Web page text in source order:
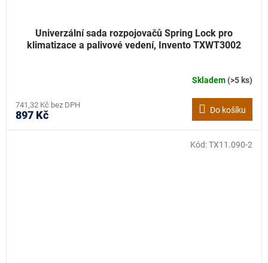
Univerzální sada rozpojovačů Spring Lock pro
klimatizace a palivové vedení, Invento TXWT3002
Skladem(>5 ks)
741,32 Kč bez DPH
897 Kč Do košíku
Kód:TX11.090-2